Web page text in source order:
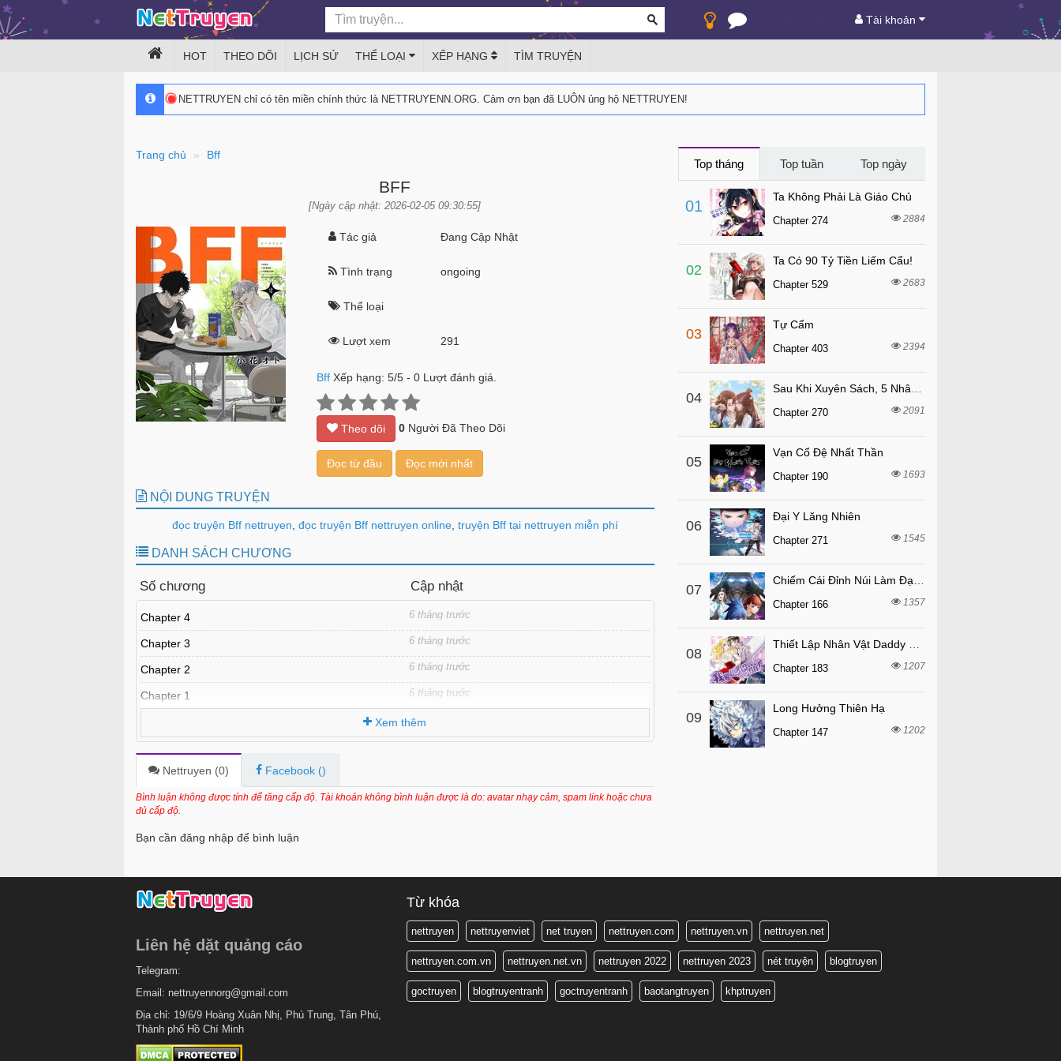
Tài khoản
HOT THEO DÕI LỊCH SỬ THỂ LOẠI XẾP HẠNG TÌM TRUYỆN
NETTRUYEN chỉ có tên miền chính thức là NETTRUYENN.ORG. Cảm ơn bạn đã LUÔN ủng hộ NETTRUYEN!
Trang chủ Bff
BFF
[Ngày cập nhật: 2026-02-05 09:30:55]
Tác giả Đang Cập Nhật
Tình trạng ongoing
Thể loại
Lượt xem 291
Bff Xếp hạng: 5/5- 0Lượt đánh giá.
Theo dõi 0Người Đã Theo Dõi
Đọc từ đầu Đọc mới nhất
NỘI DUNG TRUYỆN
đọc truyện Bff nettruyen đọc truyện Bff nettruyen online, truyện Bff tại nettruyen miễn phí
DANH SÁCH CHƯƠNG
Số chương Cập nhật
Chapter 4 6 tháng trước
Chapter 3 6 tháng trước
Chapter 2 6 tháng trước
Chapter 1 6 tháng trước
Xem thêm
Nettruyen (0) Facebook ()
Bình luận không được tính để tăng cấp độ. Tài khoản không bình luận được là do: avatar nhạy cảm, spam link hoặc chưa
đủ cấp độ.
Bạn cần đăng nhập để bình luận
Top tháng Top tuần Top ngày
01
Ta Không Phải Là Giáo Chủ
Chapter 274 2884
02
Ta Có 90 Tỷ Tiền Liếm Cẩu!
Chapter 529 2683
03
Tự Cẩm
Chapter 403 2394
04
Chapter 270 2091
05
Vạn Cổ Đệ Nhất Thần
Chapter 190 1693
06
Đại Y Lăng Nhiên
Chapter 271 1545
07
Chapter 166 1357
08
Chapter 183 1207
09
Long Hưởng Thiên Hạ
Chapter 147 1202
Liên hệ dặt quảng cáo
Telegram:
Email: nettruyennorg@gmail.com
Địa chỉ: 19/6/9 Hoàng Xuân Nhị, Phú Trung, Tân Phú,
Thành phố Hồ Chí Minh
Từ khóa
nettruyen nettruyenviet net truyen nettruyen.com nettruyen.vn nettruyen.net
nettruyen.com.vn nettruyen.net.vn nettruyen 2022 nettruyen 2023 nét truyện blogtruyen
goctruyen blogtruyentranh goctruyentranh baotangtruyen khptruyen